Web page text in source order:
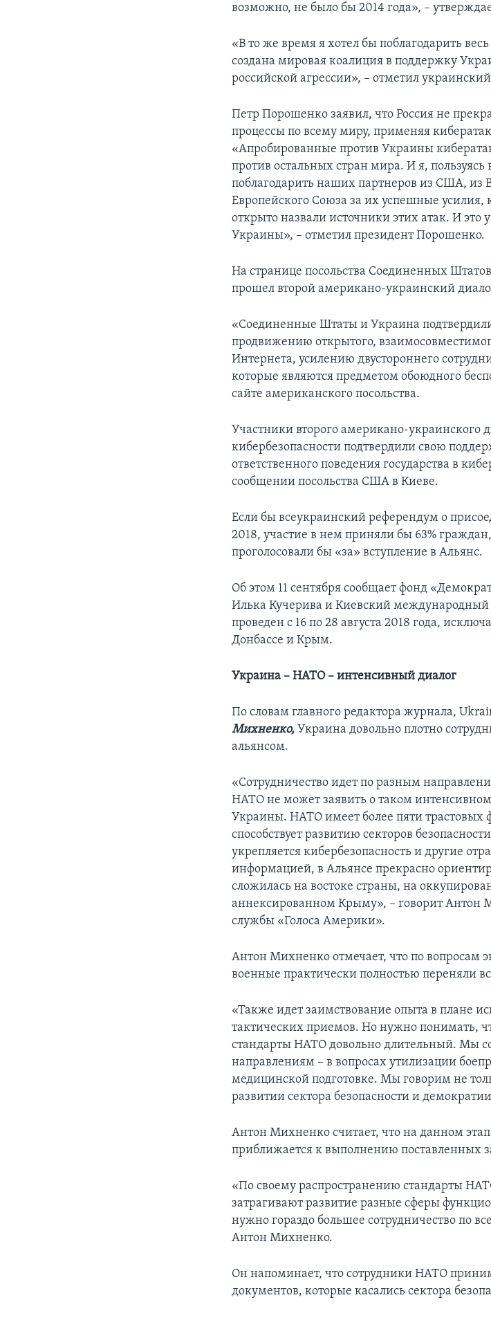
возможно, не было бы 2014 года», –
«В то же время я хотел бы поблагодарить
создана мировая коалиция в поддержку
российской агрессии», – отметил
Петр Порошенко заявил, что Россия не
процессы по всему миру, применяя
«Апробированные против Украины
против остальных стран мира. И я,
поблагодарить наших партнеров из США, из
Европейского Союза за их успешные
открыто назвали источники этих атак. И это
Украины», – отметил президент Порошенко.
На странице посольства Соединенных
прошел второй американо-украинский
«Соединенные Штаты и Украина
продвижению открытого,
Интернета, усилению двустороннего
которые являются предметом обоюдного
сайте американского посольства.
Участники второго американо-украинского
кибербезопасности подтвердили свою
ответственного поведения государства в
сообщении посольства США в Киеве.
Если бы всеукраинский референдум о
2018, участие в нем приняли бы 63%
проголосовали бы «за» вступление в Альянс.
Об этом 11 сентября сообщает фонд
Илька Кучерива и Киевский международный
проведен с 16 по 28 августа 2018 года,
Донбассе и Крым.
Украина – НАТО – интенсивный диалог
По словам главного редактора журнала,
Михненко, Украина довольно плотно
альянсом.
«Сотрудничество идет по разным
НАТО не может заявить о таком
Украины. НАТО имеет более пяти трастовых
способствует развитию секторов
укрепляется кибербезопасность и другие
информацией, в Альянсе прекрасно
сложилась на востоке страны, на
аннексированном Крыму», – говорит Антон
службы «Голоса Америки».
Антон Михненко отмечает, что по вопросам
военные практически полностью переняли
«Также идет заимствование опыта в плане
тактических приемов. Но нужно понимать,
стандарты НАТО довольно длительный. Мы
направлениям – в вопросах утилизации
медицинской подготовке. Мы говорим не
развитии сектора безопасности и
Антон Михненко считает, что на данном
приближается к выполнению поставленных
«По своему распространению стандарты
затрагивают развитие разные сферы
нужно гораздо большее сотрудничество по
Антон Михненко.
Он напоминает, что сотрудники НАТО
документов, которые касались сектора